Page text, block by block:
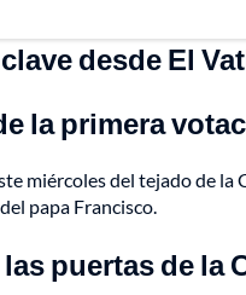
desde El
la primera
miércoles del tejado de
papa Francisco.
puertas de la